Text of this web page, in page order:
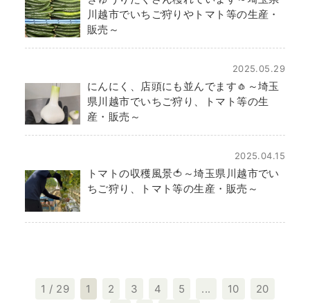
川越市でいちご狩りやトマト等の生産・
販売～
2025.05.29
にんにく、店頭にも並んでます🧄～埼玉
県川越市でいちご狩り、トマト等の生
産・販売～
2025.04.15
トマトの収穫風景🍅～埼玉県川越市でい
ちご狩り、トマト等の生産・販売～
1 / 29 1 2 3 4 5 ... 10
20